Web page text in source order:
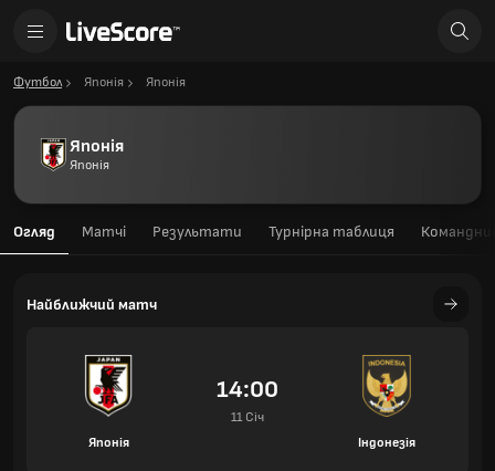
Футбол Японія Японія
Японія
Японія
Огляд Матчі Результати Турнірна таблиця
Найближчий матч
Японія
14:00
11 Січ
Індонезія